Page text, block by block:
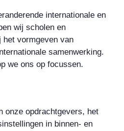
internationale en
wij scholen en
het vormgeven van
samenwerking.
we ons op focussen.
onze opdrachtgevers, het
in binnen- en